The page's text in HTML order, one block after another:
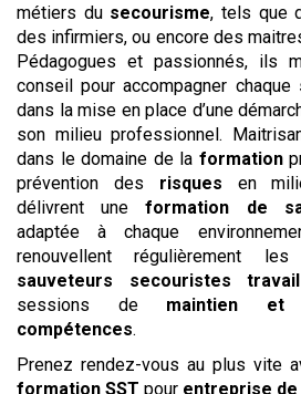
métiers du secourisme, tels que
des infirmiers, ou encore des
Pédagogues et passionnés, ils
conseil pour accompagner chaque
dans la mise en place d’une
son milieu professionnel.
dans le domaine de la formation
prévention des risques en
délivrent uneformation de
adaptée à chaque
renouvellent régulièrement
sauveteurs secouristes
travail
sessions de maintien et
compétences.
Prenez rendez-vous au plus vite
formation SST pour entreprise